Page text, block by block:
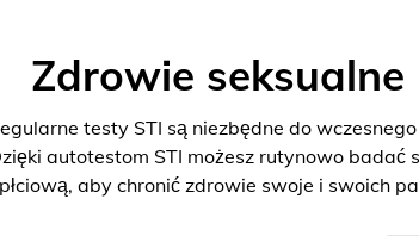
Zdrowie seksualne
testy STI są niezbędne do
autotestom STI możesz rutynowo badać
aby chronić zdrowie swoje i swoich